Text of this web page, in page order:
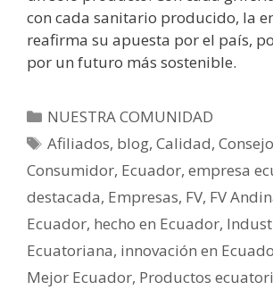
con cada sanitario producido, la
reafirma su apuesta por el país,
por un futuro más sostenible.
NUESTRA COMUNIDAD
Afiliados, blog,Calidad,
Consumidor, Ecuador, empresa
destacada, Empresas, FV, FV
Ecuador, hecho en Ecuador,
Ecuatoriana, innovación en
Mejor Ecuador, Productos